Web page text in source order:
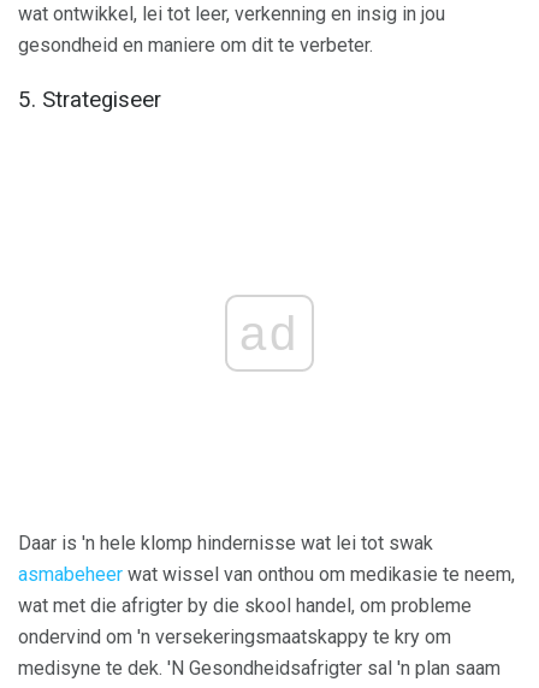
wat ontwikkel, lei tot leer, verkenning en insig in jou
gesondheid en maniere om dit te verbeter.
5. Strategiseer
ad
Daar is 'n hele klomp hindernisse wat lei tot swak
asmabeheer wat wissel van onthou om medikasie te neem,
wat met die afrigter by die skool handel, om probleme
ondervind om 'n versekeringsmaatskappy te kry om
medisyne te dek. 'N Gesondheidsafrigter sal 'n plan saam